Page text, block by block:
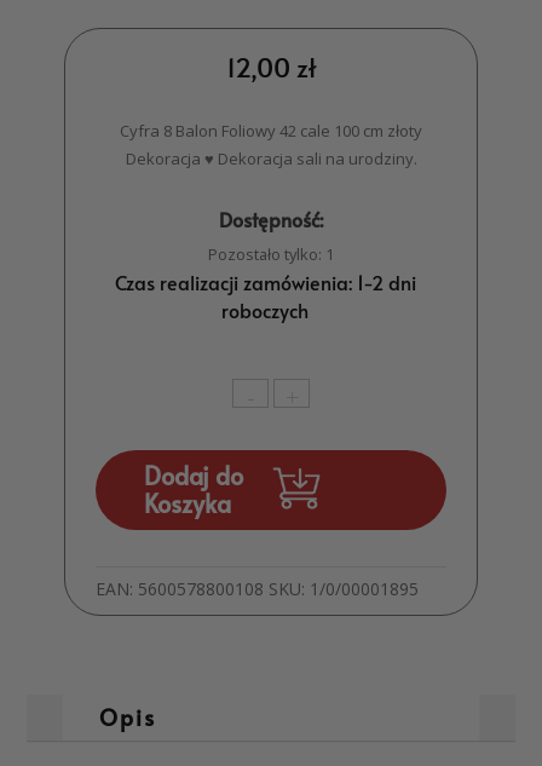
12,00 zł
Cyfra 8 Balon Foliowy 42 cale 100 cm złoty
Dekoracja ♥ Dekoracja sali na urodziny.
Dostępność:
Pozostało tylko: 1
Czas realizacji zamówienia: 1-2 dni
roboczych
-
ilość
8
Balon
Foliowy
42
100
cm
+
Dodaj do
Koszyka
EAN: 5600578800108 SKU: 1/0/00001895
Opis